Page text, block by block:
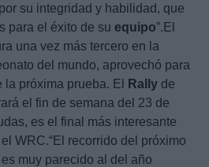
su integridad y habilidad, que
para el éxito de su equipo”.El
una vez más tercero en la
del mundo, aprovechó para
próxima prueba. El
Rally de
el fin de semana del 23 de
es el final más interesante
WRC.“El recorrido del próximo
muy parecido al del año